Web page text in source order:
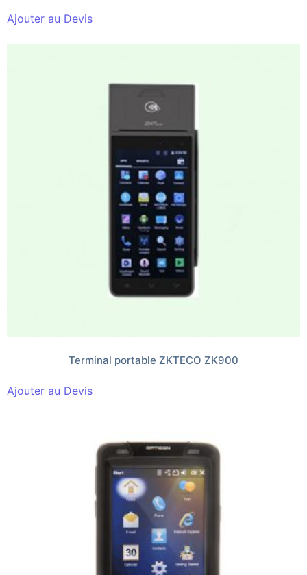
Ajouter au Devis
Terminal portable ZKTECO ZK900
Ajouter au Devis